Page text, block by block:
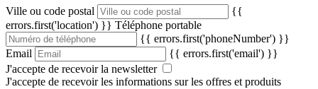
Ville ou code postal
{{
errors.first('location') }} Téléphone portable
{{ errors.first('phoneNumber') }}
Email
{{ errors.first('email') }}
J'accepte de recevoir la newsletter
J'accepte de recevoir les informations sur les offres et produits